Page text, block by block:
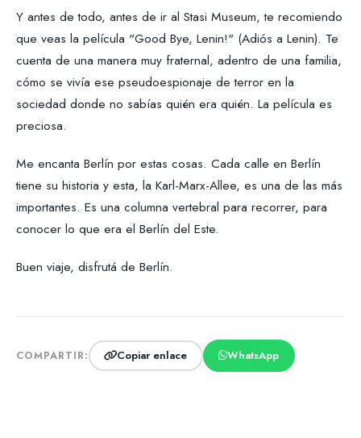
Y antes de todo, antes de ir al Stasi Museum, te recomiendo
que veas la película "Good Bye, Lenin!" (Adiós a Lenin). Te
cuenta de una manera muy fraternal, adentro de una familia,
cómo se vivía ese pseudoespionaje de terror en la
sociedad donde no sabías quién era quién. La película es
preciosa.
Me encanta Berlín por estas cosas. Cada calle en Berlín
tiene su historia y esta, la Karl-Marx-Allee, es una de las más
importantes. Es una columna vertebral para recorrer, para
conocer lo que era el Berlín del Este.
Buen viaje, disfrutá de Berlín.
COMPARTIR: Copiar enlace WhatsApp